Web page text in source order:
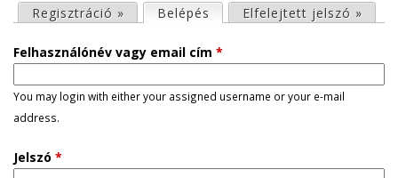
l
s
ő
d
Regisztráció » Belépés (aktív fül)Elfelejtett jelszó »
Felhasználónév vagy email cím *
You may login with either your assigned username or your e-mail
address.
Jelszó *